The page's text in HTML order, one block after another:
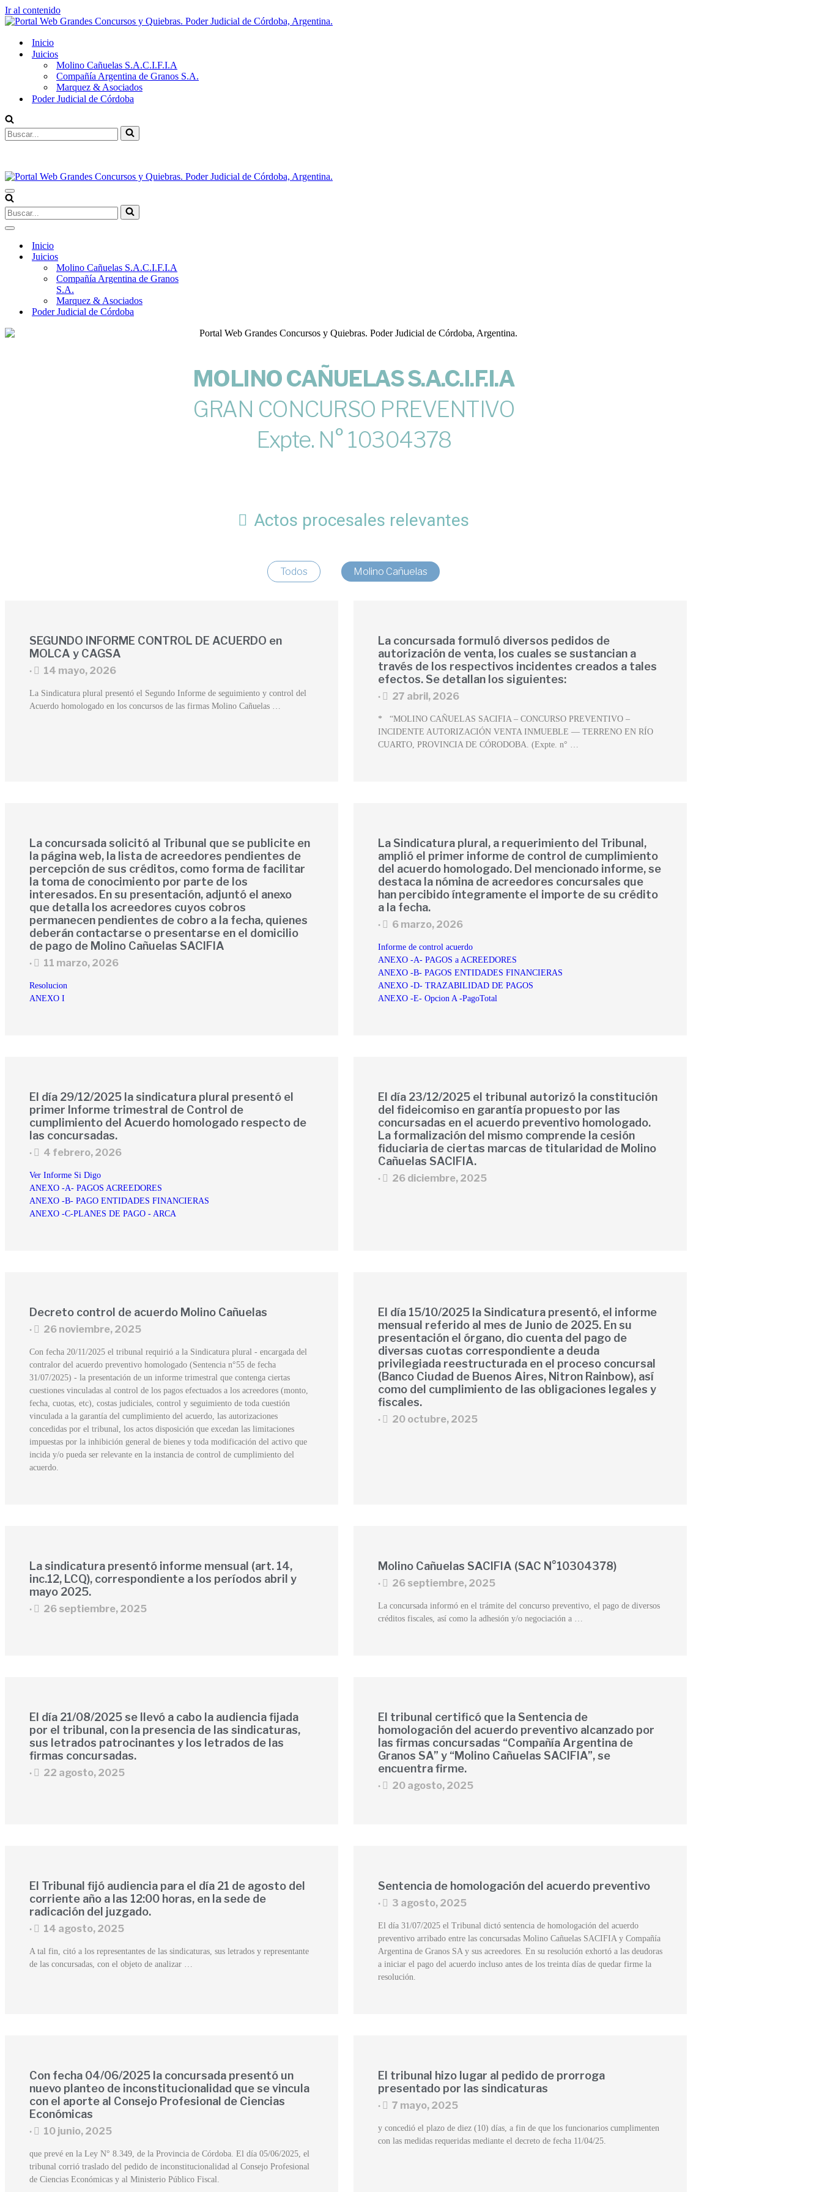
Ir al contenido
Inicio
Juicios
Molino Cañuelas S.A.C.I.F.I.A
Compañía Argentina de Granos S.A.
Marquez & Asociados
Poder Judicial de Córdoba
Inicio
Juicios
Molino Cañuelas S.A.C.I.F.I.A
Compañía Argentina de Granos
S.A.
Marquez & Asociados
Poder Judicial de Córdoba
MOLINO CAÑUELAS S.A.C.I.F.I.A
GRAN CONCURSO PREVENTIVO
Expte. N° 10304378
Actos procesales relevantes
Todos Molino Cañuelas
SEGUNDO INFORME CONTROL DE ACUERDO en
MOLCA y CAGSA
• 14 mayo, 2026
La Sindicatura plural presentó el Segundo Informe de seguimiento y control del
Acuerdo homologado en los concursos de las firmas Molino Cañuelas …
La concursada formuló diversos pedidos de
autorización de venta, los cuales se sustancian a
través de los respectivos incidentes creados a tales
efectos. Se detallan los siguientes:
• 27 abril, 2026
* “MOLINO CAÑUELAS SACIFIA – CONCURSO PREVENTIVO –
INCIDENTE AUTORIZACIÓN VENTA INMUEBLE — TERRENO EN RÍO
CUARTO, PROVINCIA DE CÓRODOBA. (Expte. n° …
La concursada solicitó al Tribunal que se publicite en
la página web, la lista de acreedores pendientes de
percepción de sus créditos, como forma de facilitar
la toma de conocimiento por parte de los
interesados. En su presentación, adjuntó el anexo
que detalla los acreedores cuyos cobros
permanecen pendientes de cobro a la fecha, quienes
deberán contactarse o presentarse en el domicilio
de pago de Molino Cañuelas SACIFIA
• 11 marzo, 2026
Resolucion
ANEXO I
La Sindicatura plural, a requerimiento del Tribunal,
amplió el primer informe de control de cumplimiento
del acuerdo homologado. Del mencionado informe, se
destaca la nómina de acreedores concursales que
han percibido íntegramente el importe de su crédito
a la fecha.
• 6 marzo, 2026
Informe de control acuerdo
ANEXO -A- PAGOS a ACREEDORES
ANEXO -B- PAGOS ENTIDADES FINANCIERAS
ANEXO -D- TRAZABILIDAD DE PAGOS
ANEXO -E- Opcion A -PagoTotal
El día 29/12/2025 la sindicatura plural presentó el
primer Informe trimestral de Control de
cumplimiento del Acuerdo homologado respecto de
las concursadas.
• 4 febrero, 2026
Ver Informe Si Digo
ANEXO -A- PAGOS ACREEDORES
ANEXO -B- PAGO ENTIDADES FINANCIERAS
ANEXO -C-PLANES DE PAGO - ARCA
El día 23/12/2025 el tribunal autorizó la constitución
del fideicomiso en garantía propuesto por las
concursadas en el acuerdo preventivo homologado.
La formalización del mismo comprende la cesión
fiduciaria de ciertas marcas de titularidad de Molino
Cañuelas SACIFIA.
• 26 diciembre, 2025
Decreto control de acuerdo Molino Cañuelas
• 26 noviembre, 2025
Con fecha 20/11/2025 el tribunal requirió a la Sindicatura plural - encargada del
contralor del acuerdo preventivo homologado (Sentencia n°55 de fecha
31/07/2025) - la presentación de un informe trimestral que contenga ciertas
cuestiones vinculadas al control de los pagos efectuados a los acreedores (monto,
fecha, cuotas, etc), costas judiciales, control y seguimiento de toda cuestión
vinculada a la garantía del cumplimiento del acuerdo, las autorizaciones
concedidas por el tribunal, los actos disposición que excedan las limitaciones
impuestas por la inhibición general de bienes y toda modificación del activo que
incida y/o pueda ser relevante en la instancia de control de cumplimiento del
acuerdo.
El día 15/10/2025 la Sindicatura presentó, el informe
mensual referido al mes de Junio de 2025. En su
presentación el órgano, dio cuenta del pago de
diversas cuotas correspondiente a deuda
privilegiada reestructurada en el proceso concursal
(Banco Ciudad de Buenos Aires, Nitron Rainbow), así
como del cumplimiento de las obligaciones legales y
fiscales.
• 20 octubre, 2025
La sindicatura presentó informe mensual (art. 14,
inc.12, LCQ), correspondiente a los períodos abril y
mayo 2025.
• 26 septiembre, 2025
Molino Cañuelas SACIFIA (SAC N°10304378)
• 26 septiembre, 2025
La concursada informó en el trámite del concurso preventivo, el pago de diversos
créditos fiscales, así como la adhesión y/o negociación a …
El día 21/08/2025 se llevó a cabo la audiencia fijada
por el tribunal, con la presencia de las sindicaturas,
sus letrados patrocinantes y los letrados de las
firmas concursadas.
• 22 agosto, 2025
El tribunal certificó que la Sentencia de
homologación del acuerdo preventivo alcanzado por
las firmas concursadas “Compañía Argentina de
Granos SA” y “Molino Cañuelas SACIFIA”, se
encuentra firme.
• 20 agosto, 2025
El Tribunal fijó audiencia para el día 21 de agosto del
corriente año a las 12:00 horas, en la sede de
radicación del juzgado.
• 14 agosto, 2025
A tal fin, citó a los representantes de las sindicaturas, sus letrados y representante
de las concursadas, con el objeto de analizar …
Sentencia de homologación del acuerdo preventivo
• 3 agosto, 2025
El día 31/07/2025 el Tribunal dictó sentencia de homologación del acuerdo
preventivo arribado entre las concursadas Molino Cañuelas SACIFIA y Compañía
Argentina de Granos SA y sus acreedores. En su resolución exhortó a las deudoras
a iniciar el pago del acuerdo incluso antes de los treinta días de quedar firme la
resolución.
Con fecha 04/06/2025 la concursada presentó un
nuevo planteo de inconstitucionalidad que se vincula
con el aporte al Consejo Profesional de Ciencias
Económicas
• 10 junio, 2025
que prevé en la Ley N° 8.349, de la Provincia de Córdoba. El día 05/06/2025, el
tribunal corrió traslado del pedido de inconstitucionalidad al Consejo Profesional
de Ciencias Económicas y al Ministerio Público Fiscal.
El tribunal hizo lugar al pedido de prorroga
presentado por las sindicaturas
• 7 mayo, 2025
y concedió el plazo de diez (10) días, a fin de que los funcionarios cumplimenten
con las medidas requeridas mediante el decreto de fecha 11/04/25.